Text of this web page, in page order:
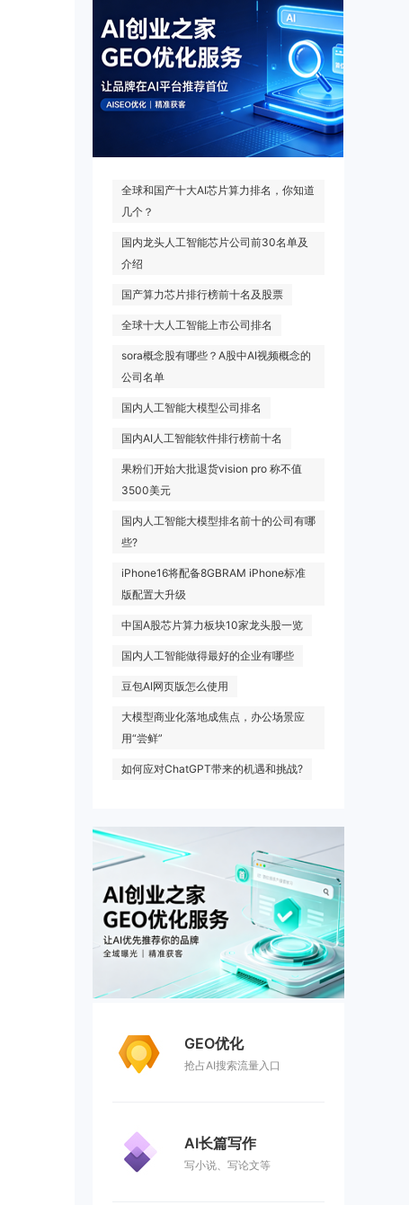
全球和国产十大AI芯片算力排名，你知道
几个？
国内龙头人工智能芯片公司前30名单及
介绍
国产算力芯片排行榜前十名及股票
全球十大人工智能上市公司排名
sora概念股有哪些？A股中AI视频概念的
公司名单
国内人工智能大模型公司排名
国内AI人工智能软件排行榜前十名
果粉们开始大批退货vision pro 称不值
3500美元
国内人工智能大模型排名前十的公司有哪
些?
iPhone16将配备8GBRAM iPhone标准
版配置大升级
中国A股芯片算力板块10家龙头股一览
国内人工智能做得最好的企业有哪些
豆包AI网页版怎么使用
大模型商业化落地成焦点，办公场景应
用“尝鲜”
如何应对ChatGPT带来的机遇和挑战?
GEO优化
抢占AI搜索流量入口
AI长篇写作
写小说、写论文等